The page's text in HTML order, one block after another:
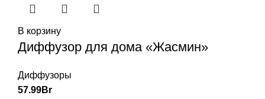
В корзину
Диффузор для дома «Жасмин»
Диффузоры
57.99Br